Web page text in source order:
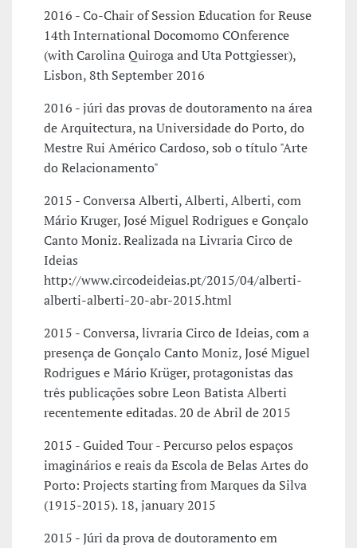
2016 - Co-Chair of Session Education for Reuse
14th International Docomomo COnference
(with Carolina Quiroga and Uta Pottgiesser),
Lisbon, 8th September 2016
2016 - júri das provas de doutoramento na área
de Arquitectura, na Universidade do Porto, do
Mestre Rui Américo Cardoso, sob o título "Arte
do Relacionamento"
2015 - Conversa Alberti, Alberti, Alberti, com
Mário Kruger, José Miguel Rodrigues e Gonçalo
Canto Moniz. Realizada na Livraria Circo de
Ideias
http://www.circodeideias.pt/2015/04/alberti-
alberti-alberti-20-abr-2015.html
2015 - Conversa, livraria Circo de Ideias, com a
presença de Gonçalo Canto Moniz, José Miguel
Rodrigues e Mário Krüger, protagonistas das
três publicações sobre Leon Batista Alberti
recentemente editadas. 20 de Abril de 2015
2015 - Guided Tour - Percurso pelos espaços
imaginários e reais da Escola de Belas Artes do
Porto: Projects starting from Marques da Silva
(1915-2015). 18, january 2015
2015 - Júri da prova de doutoramento em